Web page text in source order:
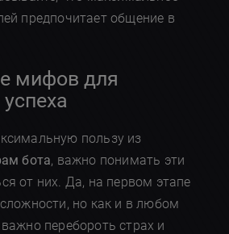
предпочитает общение в
мифов для
пользу из
бота, важно понимать эти
от них. Да, на первом этапе
но как и в любом
перебороть страх и